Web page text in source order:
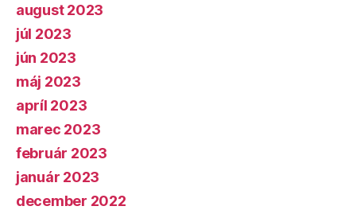
august 2023
júl 2023
jún 2023
máj 2023
apríl 2023
marec 2023
február 2023
január 2023
december 2022